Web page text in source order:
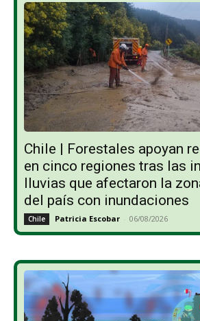
Chile | Forestales apoyan
en cinco regiones tras las
lluvias que afectaron la
del país con inundaciones
Chile Patricia Escobar - 06/08/2026